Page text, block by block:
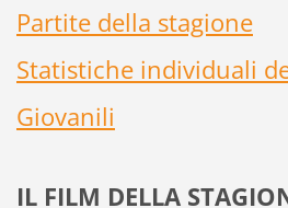
Partite della stagione
Statistiche individuali
Giovanili
IL FILM DELLA